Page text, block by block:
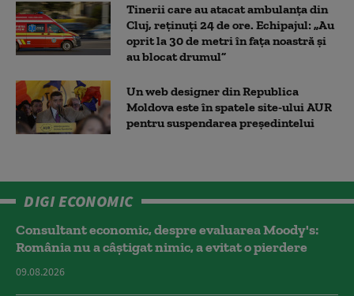
Tinerii care au atacat ambulanța din
Cluj, reținuți 24 de ore. Echipajul: „Au
oprit la 30 de metri în fața noastră și
au blocat drumul”
Un web designer din Republica
Moldova este în spatele site-ului AUR
pentru suspendarea președintelui
DIGI ECONOMIC
Consultant economic, despre evaluarea Moody's:
România nu a câştigat nimic, a evitat o pierdere
09.08.2026